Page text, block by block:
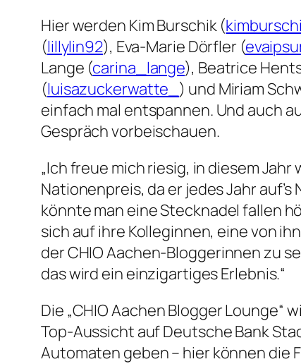
Hier werden Kim Burschik (
(lillylin92), Eva-Marie Dörfler (
Lange (carina_lange), Beatrice
(luisazuckerwatte_ ) und Miriam
einfach mal entspannen. Und auch
Gespräch vorbeischauen.
„Ich freue mich riesig, in diesem
Nationenpreis, da er jedes Jahr
könnte man eine Stecknadel fallen
sich auf ihre Kolleginnen, eine von
der CHIO Aachen-Bloggerinnen zu
das wird ein einzigartiges Erlebnis.“
Die „CHIO Aachen Blogger Lounge“
Top-Aussicht auf Deutsche Bank
Automaten geben – hier können die